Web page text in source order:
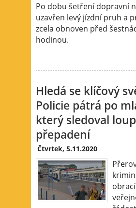
Po dobu šetření dopravní
uzavřen levý jízdní pruh a
zcela obnoven před
hodinou.
Hledá se klíčový
Policie pátrá po
který sledoval
přepadení
Čtvrtek, 5.11.2020